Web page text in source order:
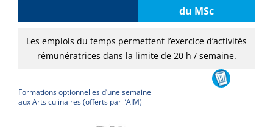
du MSc
Les emplois du temps permettent l’exercice d’activités
rémunératrices dans la limite de 20 h / semaine.
Formations optionnelles d’une semaine
aux Arts culinaires (offerts par l’AIM)